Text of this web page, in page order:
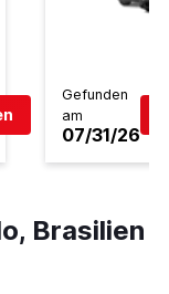
Gefunden
am
07/31/26
Brasilien